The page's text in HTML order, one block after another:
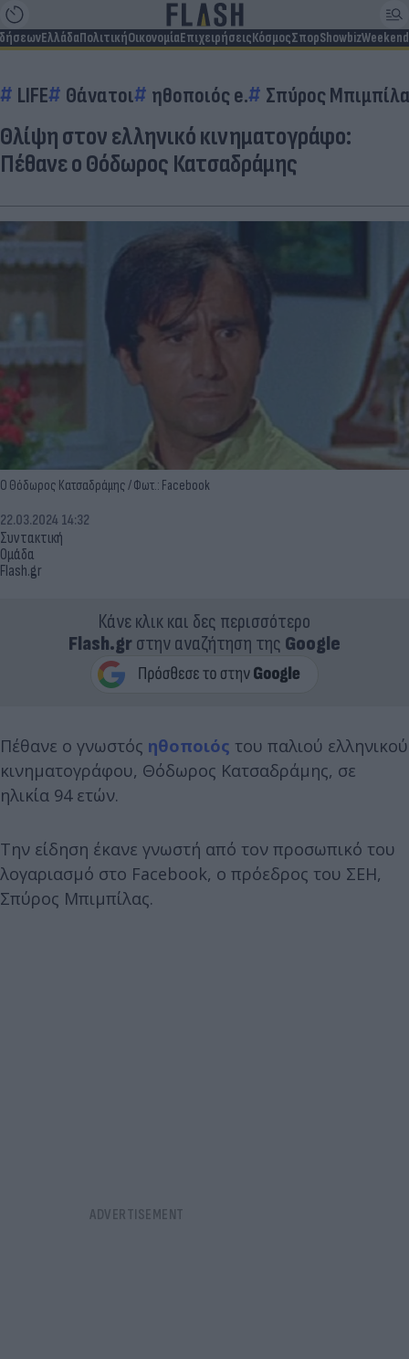
ΕλλάδαΠολιτικήΟικονομίαΕπιχειρήσειςΚόσμοςΣπορShowbizWeekend
LIFE Θάνατοι ηθοποιός e. Σπύρος
Θλίψη στον ελληνικό κινηματογράφο:
Πέθανε ο Θόδωρος Κατσαδράμης
Ο Θόδωρος Κατσαδράμης / Φωτ.: Facebook
Συντακτική
Ομάδα
Flash.gr
22.03.2024 14:32
Κάνε κλικ και δες περισσότερο
Flash.grστην αναζήτηση της Google
Πέθανε ο γνωστός ηθοποιός του παλιού ελληνικού
κινηματογράφου, Θόδωρος Κατσαδράμης, σε
ηλικία 94 ετών.
Την είδηση έκανε γνωστή από τον προσωπικό του
λογαριασμό στο Facebook, ο πρόεδρος του ΣΕΗ,
Σπύρος Μπιμπίλας.